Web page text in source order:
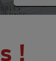
!